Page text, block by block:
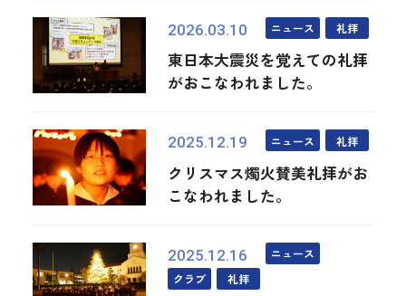
2026.03.10 ニュース 礼拝
東日本大震災を覚えての礼拝
がおこなわれました。
2025.12.19 ニュース 礼拝
クリスマス燭火賛美礼拝がお
こなわれました。
2025.12.16
ニュース
クラブ
礼拝